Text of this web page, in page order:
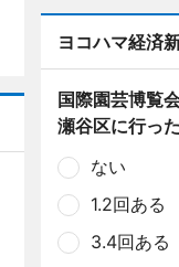
ヨコハマ経済
国際園芸博覧
瀬谷区に行っ
ない
1.2回ある
3.4回ある